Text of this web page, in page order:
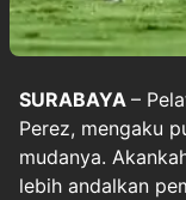
SURABAYA –
Perez, mengaku
mudanya.
lebih andalkan